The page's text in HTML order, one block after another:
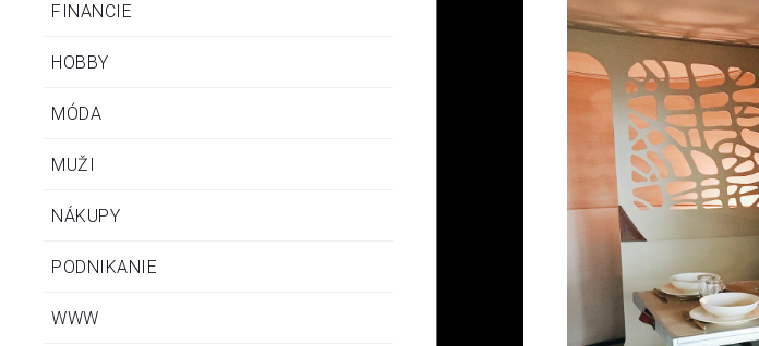
FINANCIE
HOBBY
MÓDA
MUŽI
NÁKUPY
PODNIKANIE
WWW